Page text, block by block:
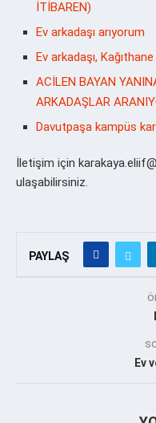
İTİBAREN)
Ev arkadaşı arıyorum
Ev arkadaşı,
ACİLEN BAYAN
ARKADAŞLAR
Davutpaşa kampüs
İletişim için
ulaşabilirsiniz.
PAYLAŞ
Ev